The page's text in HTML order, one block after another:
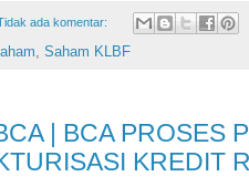
ada komentar:
Saham KLBF
| BCA PROSES
KREDIT